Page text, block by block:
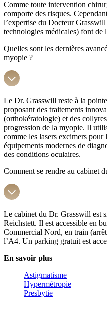
Comme toute intervention
comporte des risques.
l’expertise du Docteur
technologies médicales) font de
Quelles sont les dernières
myopie ?
Le Dr. Grasswill reste à la
proposant des traitements
(orthokératologie) et des
progression de la myopie. Il
comme les lasers excimers
équipements modernes de
des conditions oculaires.
Comment se rendre au cabinet
Le cabinet du Dr. Grasswill est
Reichstett. Il est accessible en
Commercial Nord, en train
l’A4. Un parking gratuit est
En savoir plus
Astigmatisme
Hypermétropie
Presbytie